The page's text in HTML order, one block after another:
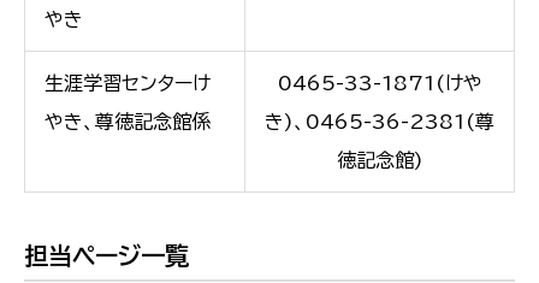
やき
生涯学習センターけ
やき、尊徳記念館係
0465-33-1871(けや
き)、0465-36-2381(尊
徳記念館)
担当ページ一覧